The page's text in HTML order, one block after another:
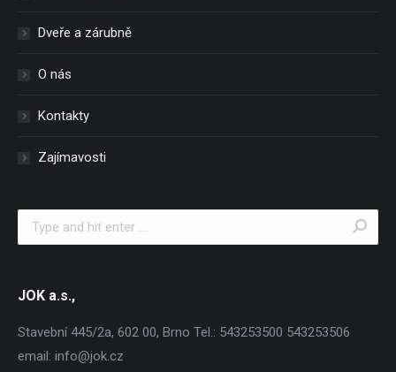
Dveře a zárubně
O nás
Kontakty
Zajímavosti
Search:
JOK a.s.,
Stavební 445/2a, 602 00, Brno Tel.: 543253500 543253506
email: info@jok.cz